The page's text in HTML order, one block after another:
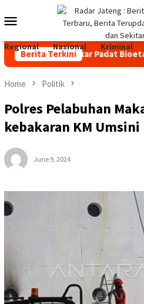
to
Mobile
Menu
Regional Nasional Kriminal
Berita Terkini
Bahan Bakar Padat
Home Politik
Polres Pelabuhan
kebakaran KM Umsini
June 9, 2024